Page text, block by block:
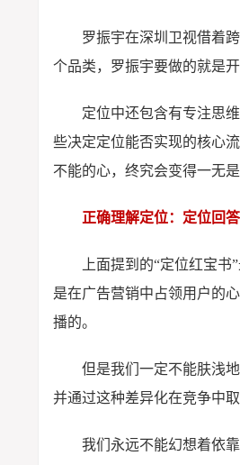
罗振宇在深圳卫视借着
个品类，罗振宇要做的就是
定位中还包含有专注思
些决定定位能否实现的核心
不能的心，终究会变得一无是
正确理解定位：定位回
上面提到的“定位红宝
是在广告营销中占领用户的
播的。
但是我们一定不能肤浅
并通过这种差异化在竞争中取
我们永远不能幻想着依